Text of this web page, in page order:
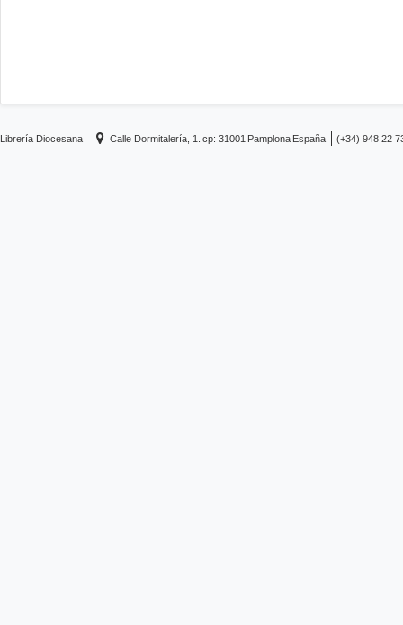
Librería Diocesana Calle Dormitalería, 1. cp: 31001 Pamplona España (+34) 948 22